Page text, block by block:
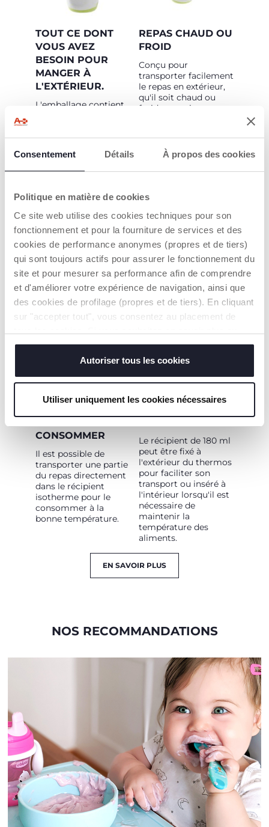
Consentement Détails À propos des cookies
Politique en matière de cookies
Ce site web utilise des cookies techniques pour son
fonctionnement et pour la fourniture de services et des
cookies de performance anonymes (propres et de tiers)
qui sont toujours actifs pour assurer le fonctionnement du
site et pour mesurer sa performance afin de comprendre
et d'améliorer votre expérience de navigation, ainsi que
des cookies de profilage (propres et de tiers). En cliquant
sur "accepter tout", vous consentez au placement de
modifier ou révoquer le consentement de tous les
cookies ou de certains d'entre eux, cliquez sur "afficher
les détails". En fermant cette bannière, vous consentez à
sont indispensables pour profiter du service demandé.
Autoriser tous les cookies
Utiliser uniquement les cookies nécessaires
TOUT CE DONT
VOUS AVEZ
BESOIN POUR
MANGER À
L'EXTÉRIEUR.
L'emballage contient
un récipient de 180 ml
voyage avec étui.
REPAS CHAUD OU
FROID
Conçu pour
transporter facilement
le repas en extérieur,
qu'il soit chaud ou
froid, en maintenant
heures*. * Il est
recommandé de ne
pas conserver
pendant plus de 2
ou le lait en poudre
l'eau, à une
température d'au
limite s'applique
également aux
aliments contenant
des dérivés du lait ou
ingrédients
facilement
dégradables).
CONSOMMER
Il est possible de
transporter une partie
du repas directement
dans le récipient
isotherme pour le
consommer à la
bonne température.
Le récipient de 180 ml
peut être fixé à
l'extérieur du thermos
pour faciliter son
transport ou inséré à
l'intérieur lorsqu'il est
nécessaire de
maintenir la
température des
aliments.
EN SAVOIR PLUS
NOS RECOMMANDATIONS